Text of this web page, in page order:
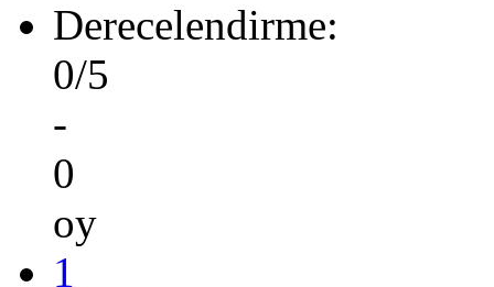
Derecelendirme:
0/5
-
0
oy
1